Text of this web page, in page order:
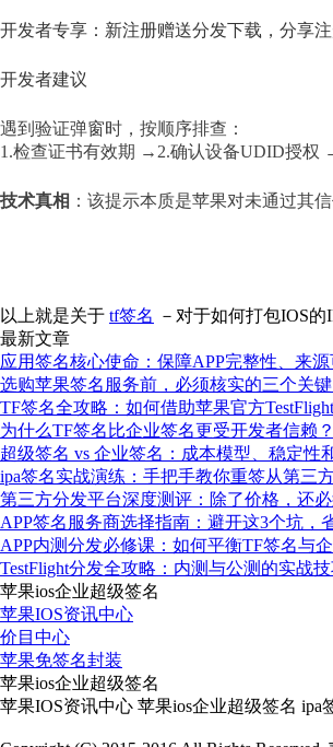
开发者专享：新注册赠送分发下载，分享
开发者建议
遇到验证弹窗时，按顺序排查：
1.检查证书有效期 →2.确认设备UDID授
技术真相 ：该提示本质是苹果对未通过其
以上就是关于 tf签名 －对于如何打包IOS
最新文章
应用签名核心使命：保障APP完整性、来
选购苹果签名服务前，必须核实的三个关
TF签名全攻略：如何借助苹果官方
为什么TF签名比企业签名更受开发者信赖？
超级签名 vs 企业签名：成本模型、稳定性
ipa签名实战演练：手把手教你重签从第三
第三方分发平台深度测评：除了价格，还
APP签名服务商选择指南：避开这3个坑，
APP内测分发必修课：如何平衡TF签名与
TestFlight分发全攻略：内测与公测的实战
苹果ios企业超级签名
苹果IOS资讯中心
价目中心
苹果免签名封装
苹果ios企业超级签名
苹果IOS资讯中心 苹果ios企业超级签名 ipa